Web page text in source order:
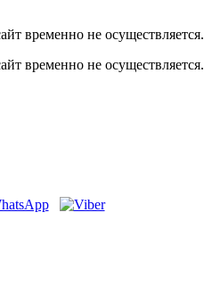
временно не осуществляется.
временно не осуществляется.